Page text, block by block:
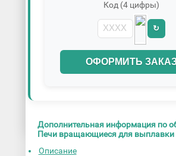
Код (4 цифры)
↻
ОФОРМИТЬ
Дополнительная информация по
Печи вращающиеся для выплавки
Описание